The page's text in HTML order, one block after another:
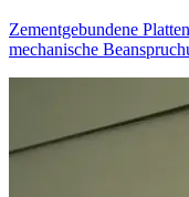
Zementgebundene
mechanische